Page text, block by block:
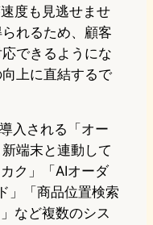
度も見逃せませ
れるため、顧客
できるようにな
上に直結するで
入される「オー
端末と連動して
ク」「AIオーダ
」「商品位置検索
など複数のシス